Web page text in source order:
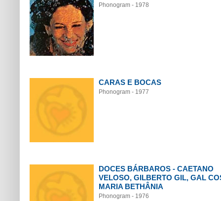
Phonogram - 1978
CARAS E BOCAS
Phonogram - 1977
DOCES BÁRBAROS - CAETANO
VELOSO, GILBERTO GIL, GAL
MARIA BETHÂNIA
Phonogram - 1976